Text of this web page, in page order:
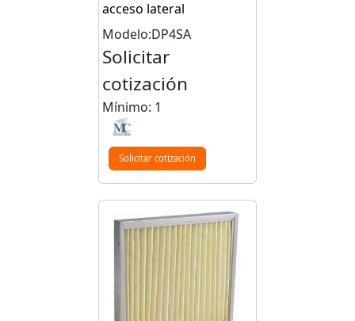
acceso lateral
Modelo:DP4SA
Solicitar
cotización
Mínimo: 1
Solicitar cotización